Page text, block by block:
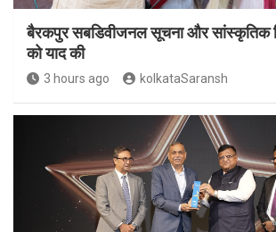
बैरकपुर सबडिवीजनल सूचना और सांस्कृतिक
को याद की
3 hours ago kolkataSaransh